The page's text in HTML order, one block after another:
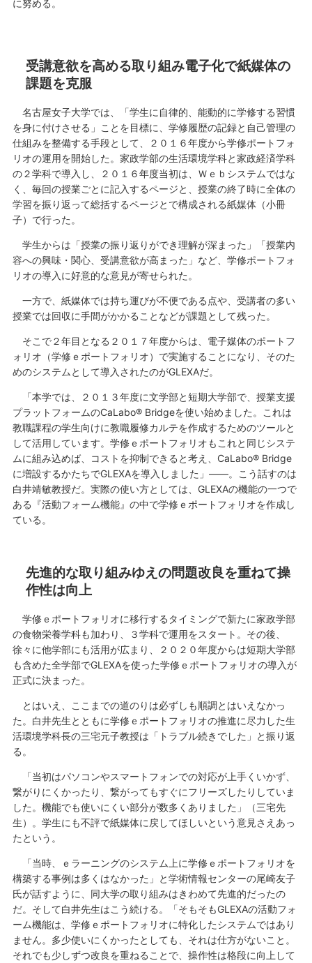
に努める。
受講意欲を高める取り組み電子化で紙媒体の
課題を克服
名古屋女子大学では、「学生に自律的、能動的に学修する習慣
を身に付けさせる」ことを目標に、学修履歴の記録と自己管理の
仕組みを整備する手段として、２０１６年度から学修ポートフォ
リオの運用を開始した。家政学部の生活環境学科と家政経済学科
の２学科で導入し、２０１６年度当初は、Ｗｅｂシステムではな
く、毎回の授業ごとに記入するページと、授業の終了時に全体の
学習を振り返って総括するページとで構成される紙媒体（小冊
子）で行った。
学生からは「授業の振り返りができ理解が深まった」「授業内
容への興味・関心、受講意欲が高まった」など、学修ポートフォ
リオの導入に好意的な意見が寄せられた。
一方で、紙媒体では持ち運びが不便である点や、受講者の多い
授業では回収に手間がかかることなどが課題として残った。
そこで２年目となる２０１７年度からは、電子媒体のポートフ
ォリオ（学修ｅポートフォリオ）で実施することになり、そのた
めのシステムとして導入されたのがGLEXAだ。
「本学では、２０１３年度に文学部と短期大学部で、授業支援
プラットフォームのCaLabo® Bridgeを使い始めました。これは
教職課程の学生向けに教職履修カルテを作成するためのツールと
して活用しています。学修ｅポートフォリオもこれと同じシステ
ムに組み込めば、コストを抑制できると考え、CaLabo® Bridge
に増設するかたちでGLEXAを導入しました」――。こう話すのは
白井靖敏教授だ。実際の使い方としては、GLEXAの機能の一つで
ある『活動フォーム機能』の中で学修ｅポートフォリオを作成し
ている。
先進的な取り組みゆえの問題改良を重ねて操
作性は向上
学修ｅポートフォリオに移行するタイミングで新たに家政学部
の食物栄養学科も加わり、３学科で運用をスタート。その後、
徐々に他学部にも活用が広まり、２０２０年度からは短期大学部
も含めた全学部でGLEXAを使った学修ｅポートフォリオの導入が
正式に決まった。
とはいえ、ここまでの道のりは必ずしも順調とはいえなかっ
た。白井先生とともに学修ｅポートフォリオの推進に尽力した生
活環境学科長の三宅元子教授は「トラブル続きでした」と振り返
る。
「当初はパソコンやスマートフォンでの対応が上手くいかず、
繋がりにくかったり、繋がってもすぐにフリーズしたりしていま
した。機能でも使いにくい部分が数多くありました」（三宅先
生）。学生にも不評で紙媒体に戻してほしいという意見さえあっ
たという。
「当時、ｅラーニングのシステム上に学修ｅポートフォリオを
構築する事例は多くはなかった」と学術情報センターの尾崎友子
氏が話すように、同大学の取り組みはきわめて先進的だったの
だ。そして白井先生はこう続ける。「そもそもGLEXAの活動フォ
ーム機能は、学修ｅポートフォリオに特化したシステムではあり
ません。多少使いにくかったとしても、それは仕方がないこと。
それでも少しずつ改良を重ねることで、操作性は格段に向上して